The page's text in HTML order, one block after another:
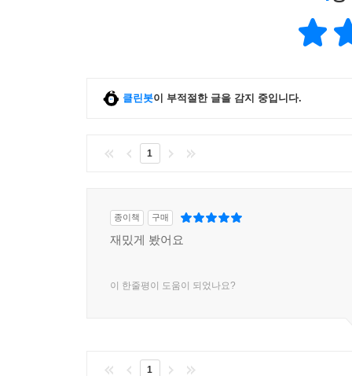
클린봇이 부적절한 글을 감지 중입니다.
1
종이책 구매
재밌게 봤어요
이 한줄평이 도움이 되었나요?
1